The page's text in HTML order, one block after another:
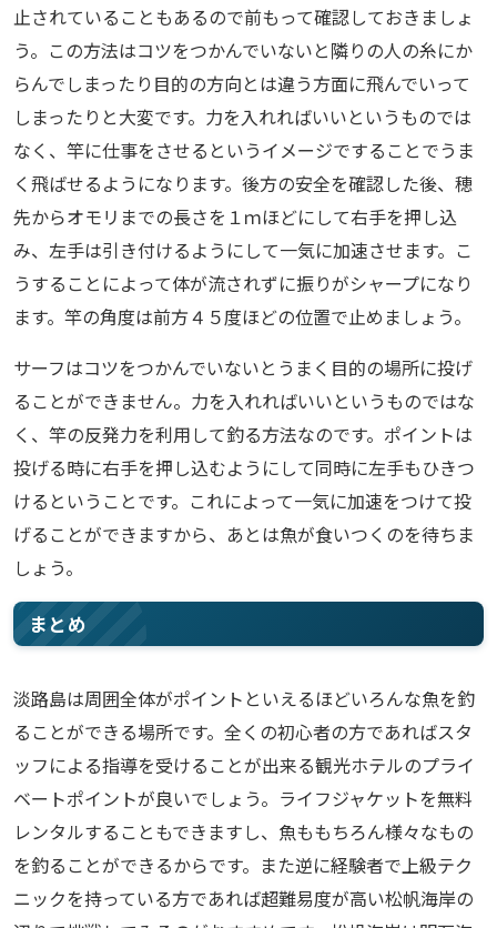
止されていることもあるので前もって確認しておきましょ
う。この方法はコツをつかんでいないと隣りの人の糸にか
らんでしまったり目的の方向とは違う方面に飛んでいって
しまったりと大変です。力を入れればいいというものでは
なく、竿に仕事をさせるというイメージですることでうま
く飛ばせるようになります。後方の安全を確認した後、穂
先からオモリまでの長さを１ｍほどにして右手を押し込
み、左手は引き付けるようにして一気に加速させます。こ
うすることによって体が流されずに振りがシャープになり
ます。竿の角度は前方４５度ほどの位置で止めましょう。
サーフはコツをつかんでいないとうまく目的の場所に投げ
ることができません。力を入れればいいというものではな
く、竿の反発力を利用して釣る方法なのです。ポイントは
投げる時に右手を押し込むようにして同時に左手もひきつ
けるということです。これによって一気に加速をつけて投
げることができますから、あとは魚が食いつくのを待ちま
しょう。
まとめ
淡路島は周囲全体がポイントといえるほどいろんな魚を釣
ることができる場所です。全くの初心者の方であればスタ
ッフによる指導を受けることが出来る観光ホテルのプライ
ベートポイントが良いでしょう。ライフジャケットを無料
レンタルすることもできますし、魚ももちろん様々なもの
を釣ることができるからです。また逆に経験者で上級テク
ニックを持っている方であれば超難易度が高い松帆海岸の